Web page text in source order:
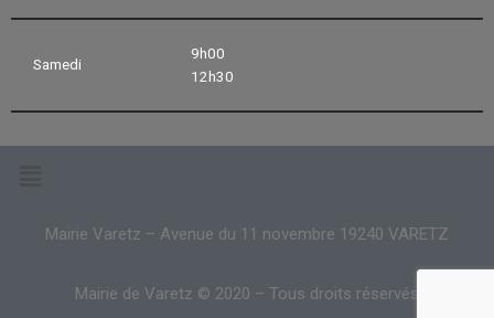
Samedi
9h00
12h30
Mairie Varetz – Avenue du 11 novembre 19240 VARETZ
Mairie de Varetz © 2020 – Tous droits réservés